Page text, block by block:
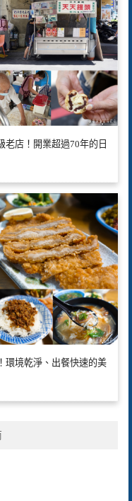
老店！開業超過70年的日
環境乾淨、出餐快速的美